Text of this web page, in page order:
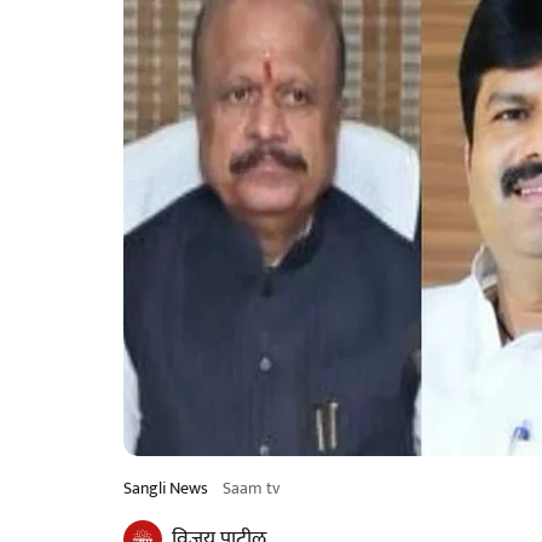
Sangli News Saam tv